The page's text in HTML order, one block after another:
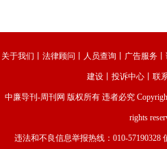
关于我们 法律顾问 人员查询 广告服务
建设丨 投诉中心丨 联
中廉导刊-周刊网 版权所有 违者必究
rights
违法和不良信息举报热线：010-57190328